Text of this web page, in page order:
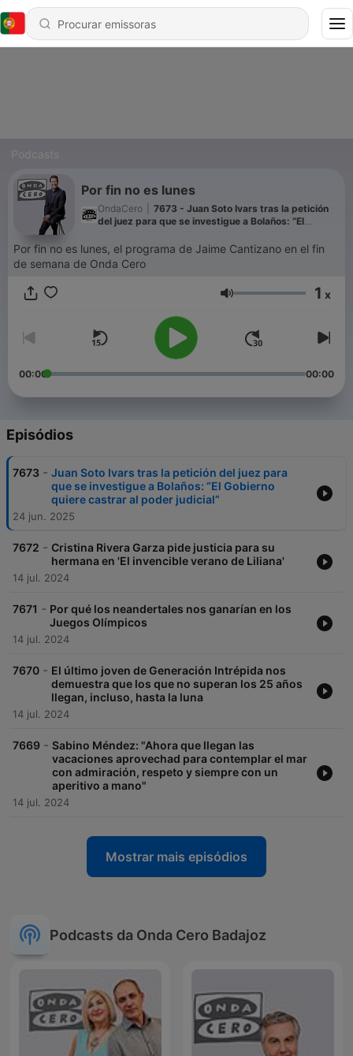
Podcasts
Por fin no es lunes
OndaCero
7673 - Juan Soto Ivars tras la petición
del juez para que se investigue a Bolaños: “El
Por fin no es lunes, el programa de Jaime Cantizano en el fin
de semana de Onda Cero
Volume 1 x
00:00 00:00
Episódios
7673 - Juan Soto Ivars tras la petición del juez para
que se investigue a Bolaños: “El Gobierno
quiere castrar al poder judicial”
24 jun. 2025
7672 - Cristina Rivera Garza pide justicia para su
hermana en 'El invencible verano de Liliana'
14 jul. 2024
7671 - Por qué los neandertales nos ganarían en los
Juegos Olímpicos
14 jul. 2024
7670 - El último joven de Generación Intrépida nos
demuestra que los que no superan los 25 años
llegan, incluso, hasta la luna
14 jul. 2024
7669 - Sabino Méndez: "Ahora que llegan las
vacaciones aprovechad para contemplar el mar
con admiración, respeto y siempre con un
aperitivo a mano"
14 jul. 2024
Mostrar mais episódios
Podcasts da Onda Cero Badajoz